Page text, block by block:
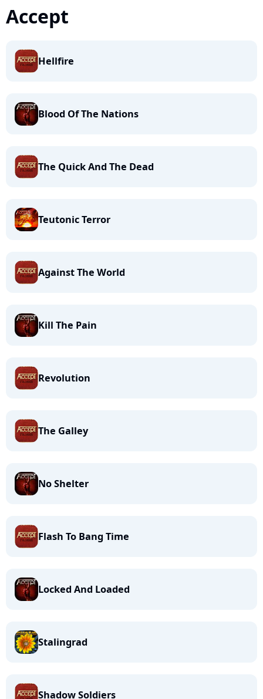
Accept
Hellfire
Blood Of The Nations
The Quick And The Dead
Teutonic Terror
Against The World
Kill The Pain
Revolution
The Galley
No Shelter
Flash To Bang Time
Locked And Loaded
Stalingrad
Shadow Soldiers